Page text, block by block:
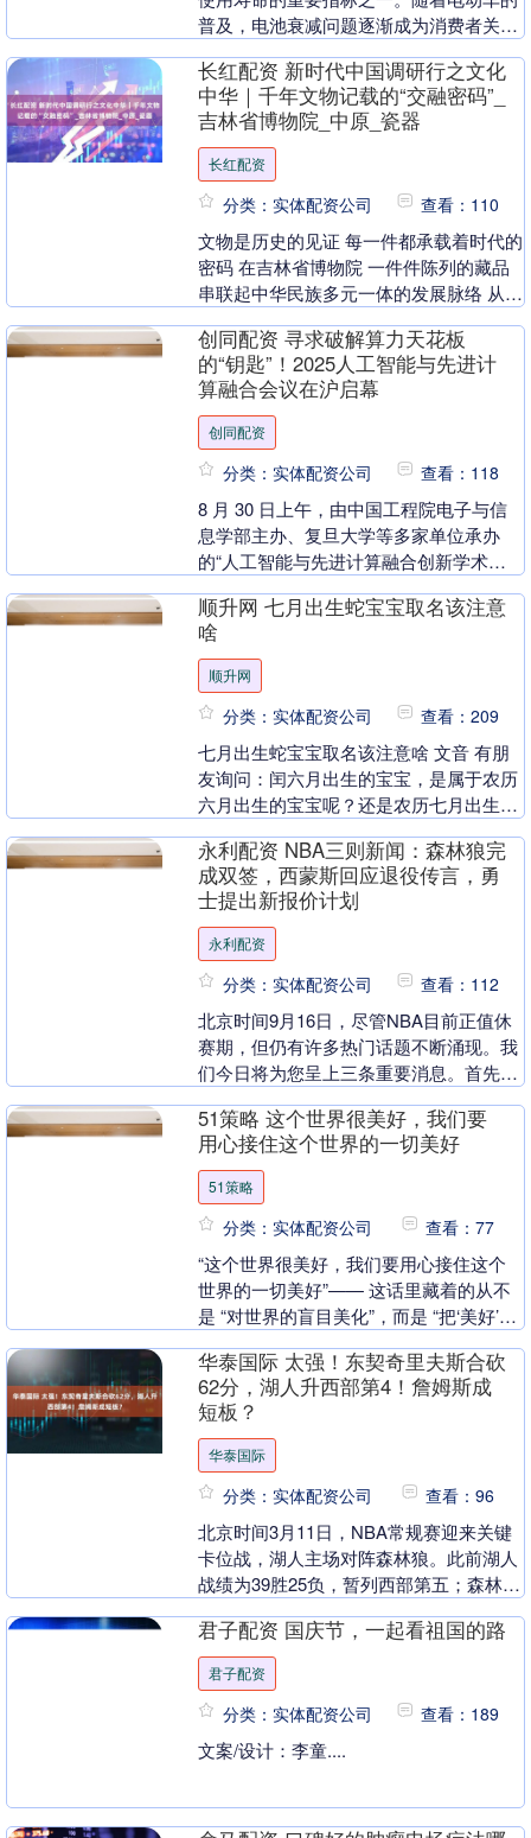
普及，电池衰减问题逐渐成为消费者关注
少算正常”这一....
长红配资 新时代中国调研行之文化
中华｜千年文物记载的“交融密码”_
吉林省博物院_中原_瓷器
长红配资
分类：实体配资公司 查看：110
文物是历史的见证 每一件都承载着时代的
密码 在吉林省博物院 一件件陈列的藏品
串联起中华民族多元一体的发展脉络 从早
成就 ....
创同配资 寻求破解算力天花板
的“钥匙”！2025人工智能与先进计
算融合会议在沪启幕
创同配资
分类：实体配资公司 查看：118
8 月 30 日上午，由中国工程院电子与信
息学部主办、复旦大学等多家单位承办
的“人工智能与先进计算融合创新学术会
智能双向....
顺升网 七月出生蛇宝宝取名该注意
啥
顺升网
分类：实体配资公司 查看：209
七月出生蛇宝宝取名该注意啥 文音 有朋
友询问：闰六月出生的宝宝，是属于农历
六月出生的宝宝呢？还是农历七月出生的
而农历是以节....
永利配资 NBA三则新闻：森林狼完
成双签，西蒙斯回应退役传言，勇
士提出新报价计划
永利配资
分类：实体配资公司 查看：112
北京时间9月16日，尽管NBA目前正值休
赛期，但仍有许多热门话题不断涌现。我
们今日将为您呈上三条重要消息。首先，
赞签下了为期....
51策略 这个世界很美好，我们要
用心接住这个世界的一切美好
51策略
分类：实体配资公司 查看：77
“这个世界很美好，我们要用心接住这个
世界的一切美好”—— 这话里藏着的从不
是 “对世界的盲目美化”，而是 “把‘美好’当
轰....
华泰国际 太强！东契奇里夫斯合砍
62分，湖人升西部第4！詹姆斯成
短板？
华泰国际
分类：实体配资公司 查看：96
北京时间3月11日，NBA常规赛迎来关键
卡位战，湖人主场对阵森林狼。此前湖人
战绩为39胜25负，暂列西部第五；森林狼
湖人....
君子配资 国庆节，一起看祖国的路
君子配资
分类：实体配资公司 查看：189
文案/设计：李童....